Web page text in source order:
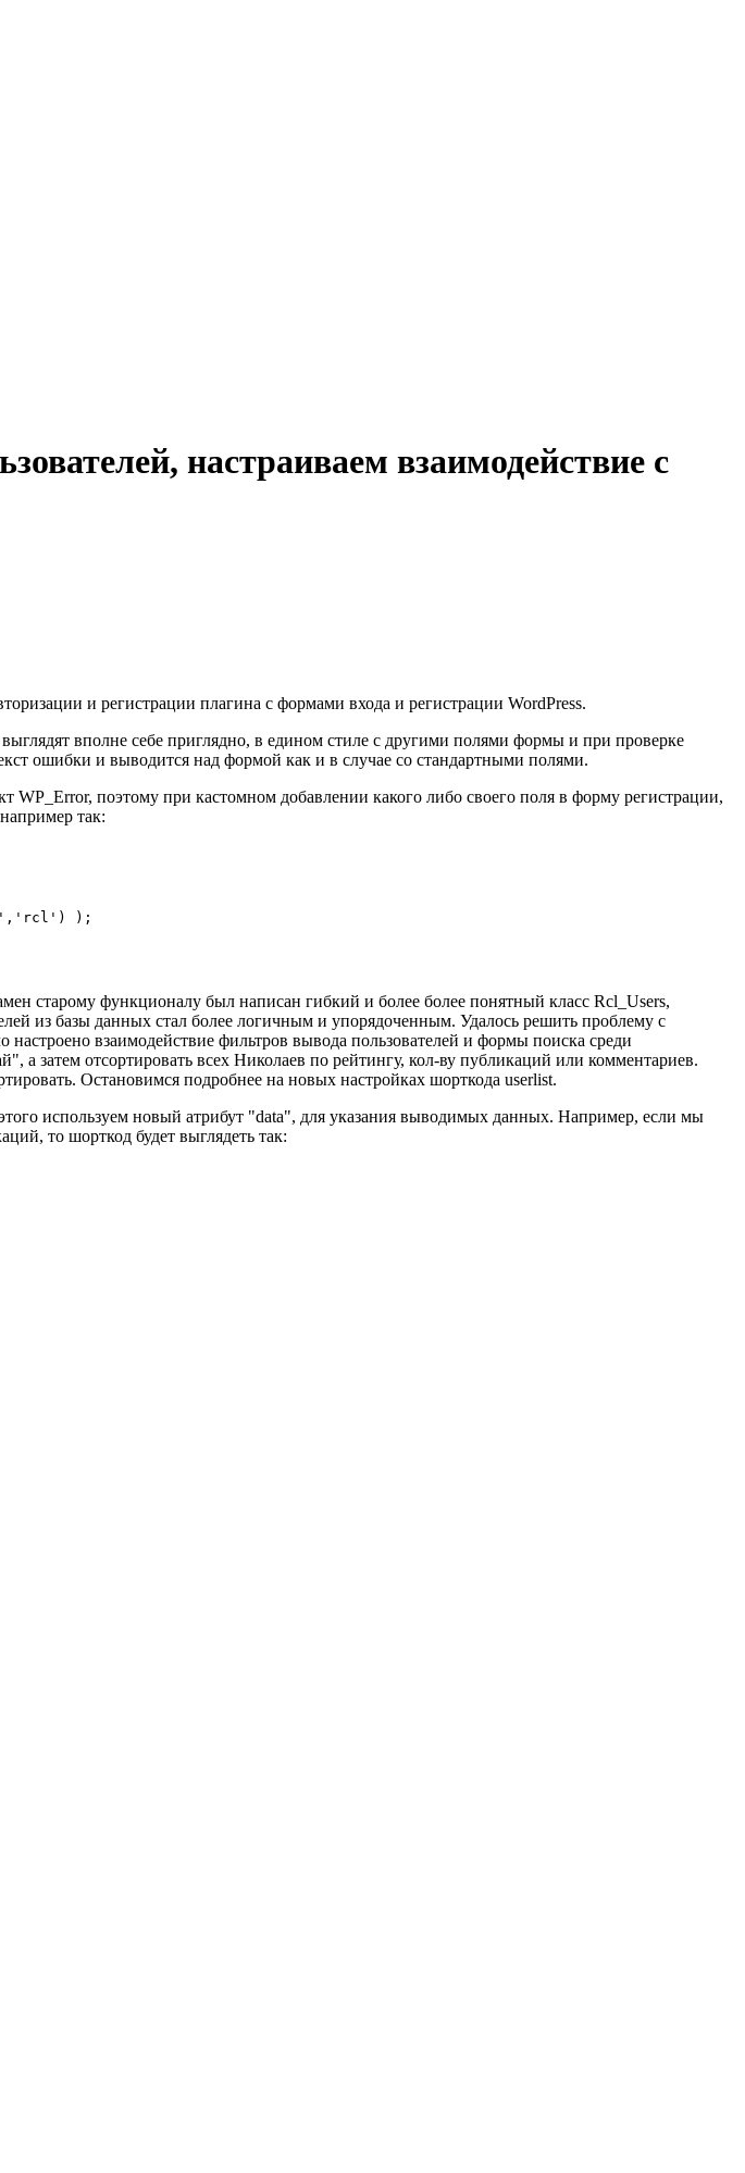
настраиваем взаимодействие с
и регистрации плагина с формами входа и регистрации WordPress.
вполне себе приглядно, в едином стиле с другими полями формы и при проверке
ошибки и выводится над формой как и в случае со стандартными полями.
поэтому при кастомном добавлении какого либо своего поля в форму регистрации,
так:
);
старому функционалу был написан гибкий и более более понятный класс Rcl_Users,
из базы данных стал более логичным и упорядоченным. Удалось решить проблему с
взаимодействие фильтров вывода пользователей и формы поиска среди
а затем отсортировать всех Николаев по рейтингу, кол-ву публикаций или комментариев.
Остановимся подробнее на новых настройках шорткода userlist.
используем новый атрибут "data", для указания выводимых данных. Например, если мы
то шорткод будет выглядеть так: